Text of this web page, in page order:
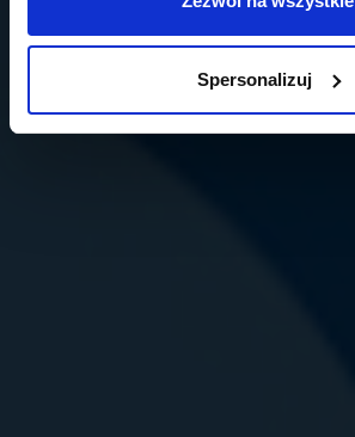
Spersonalizuj